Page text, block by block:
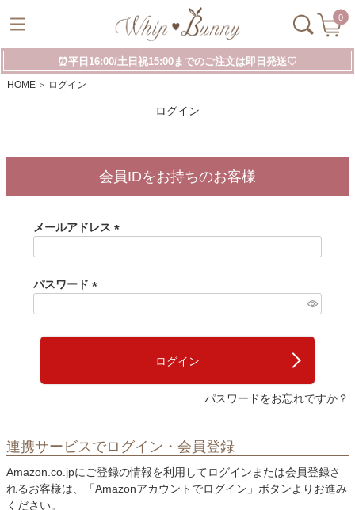
0
⏰平日16:00/土日祝15:00までのご注文は即日発送♡
HOME ログイン
ログイン
会員IDをお持ちのお客様
メールアドレス
)
パスワード
須
ログイン
パスワードをお忘れですか？
連携サービスでログイン・会員登録
Amazon.co.jpにご登録の情報を利用してログインまたは会員登録さ
れるお客様は、「Amazonアカウントでログイン」ボタンよりお進み
ください。